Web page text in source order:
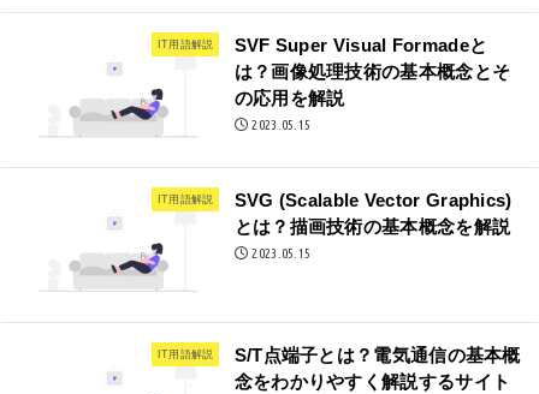
IT用語解説
SVF Super Visual Formadeと
は？画像処理技術の基本概念とそ
の応用を解説
2023.05.15
IT用語解説
SVG (Scalable Vector Graphics)
とは？描画技術の基本概念を解説
2023.05.15
IT用語解説
S/T点端子とは？電気通信の基本概
念をわかりやすく解説するサイト